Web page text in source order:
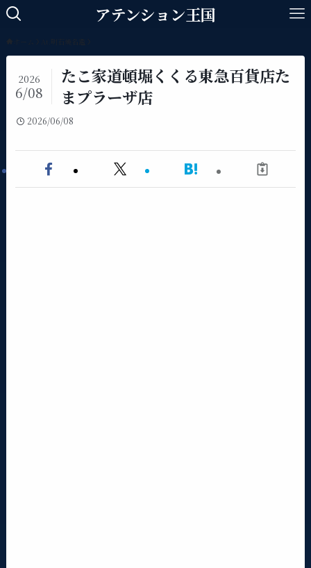
アテンション王国
たこ家道頓堀くくる東急百貨店た
まプラーザ店
2026
6/08
2026/06/08